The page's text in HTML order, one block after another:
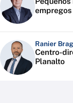
Ranier
Centro-
Planalto